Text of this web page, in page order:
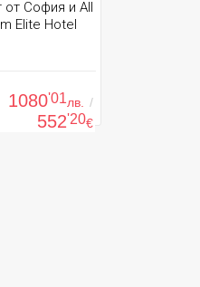
от София и All
Elite Hotel
1080'01лв. /
552'20€